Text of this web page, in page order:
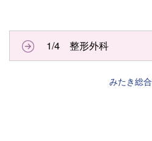
1/4 整形外科
みたき総